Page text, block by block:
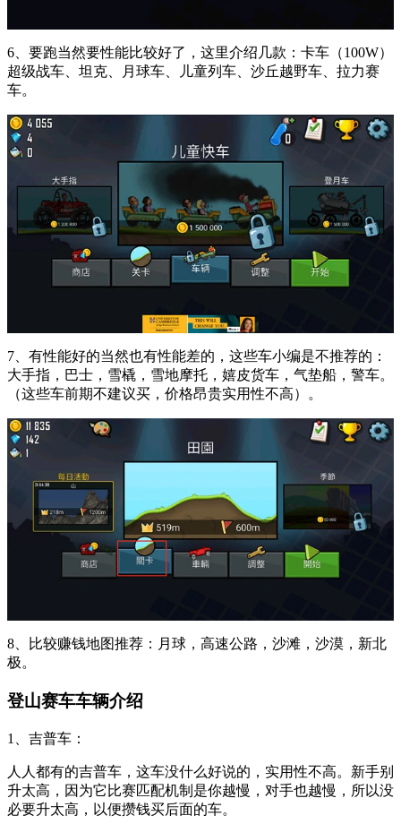
6、要跑当然要性能比较好了，这里介绍几款：卡车（100W）
超级战车、坦克、月球车、儿童列车、沙丘越野车、拉力赛
车。
7、有性能好的当然也有性能差的，这些车小编是不推荐的：
大手指，巴士，雪橇，雪地摩托，嬉皮货车，气垫船，警车。
（这些车前期不建议买，价格昂贵实用性不高）。
8、比较赚钱地图推荐：月球，高速公路，沙滩，沙漠，新北
极。
登山赛车车辆介绍
1、吉普车：
人人都有的吉普车，这车没什么好说的，实用性不高。新手别
升太高，因为它比赛匹配机制是你越慢，对手也越慢，所以没
必要升太高，以便攒钱买后面的车。